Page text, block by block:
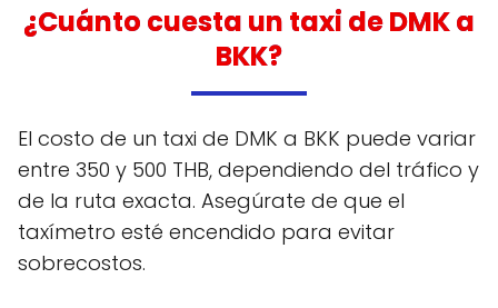
¿Cuánto cuesta un taxi de DMK a
BKK?
El costo de un taxi de DMK a BKK puede variar
entre 350 y 500 THB, dependiendo del tráfico y
de la ruta exacta. Asegúrate de que el
taxímetro esté encendido para evitar
sobrecostos.